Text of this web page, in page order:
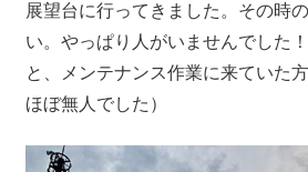
展望台に行ってきました。その時
い。やっぱり人がいませんでした
と、メンテナンス作業に来ていた
ほぼ無人でした）